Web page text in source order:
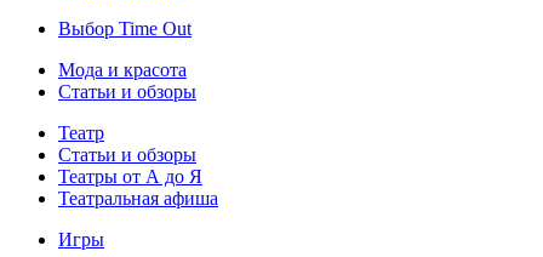
Выбор Time Out
Мода и красота
Статьи и обзоры
Театр
Статьи и обзоры
Театры от А до Я
Театральная афиша
Игры